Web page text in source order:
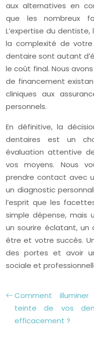
aux alternatives en
que les nombreux
L’expertise du
la complexité de
dentaire sont autant
le coût final. Nous
de financement
cliniques aux
personnels.
En définitive, la
dentaires est un
évaluation attentive
vos moyens. Nous
prendre contact avec
un diagnostic
l’esprit que les
simple dépense, mais
un sourire éclatant,
être et votre succès.
des portes et avoir
sociale et
Comment illuminer
teinte de vos
efficacement ?